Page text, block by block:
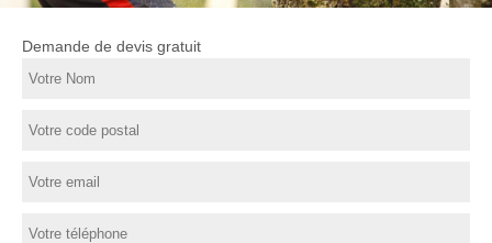
Demande de devis gratuit